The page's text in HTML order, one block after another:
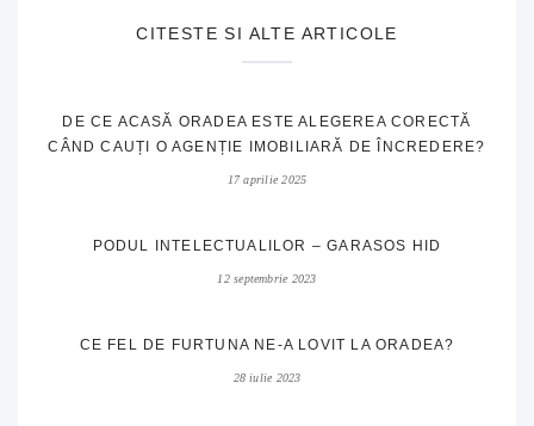
CITESTE SI ALTE ARTICOLE
DE CE ACASĂ ORADEA ESTE ALEGEREA CORECTĂ
CÂND CAUȚI O AGENȚIE IMOBILIARĂ DE ÎNCREDERE?
17 aprilie 2025
PODUL INTELECTUALILOR – GARASOS HID
12 septembrie 2023
CE FEL DE FURTUNA NE-A LOVIT LA ORADEA?
28 iulie 2023